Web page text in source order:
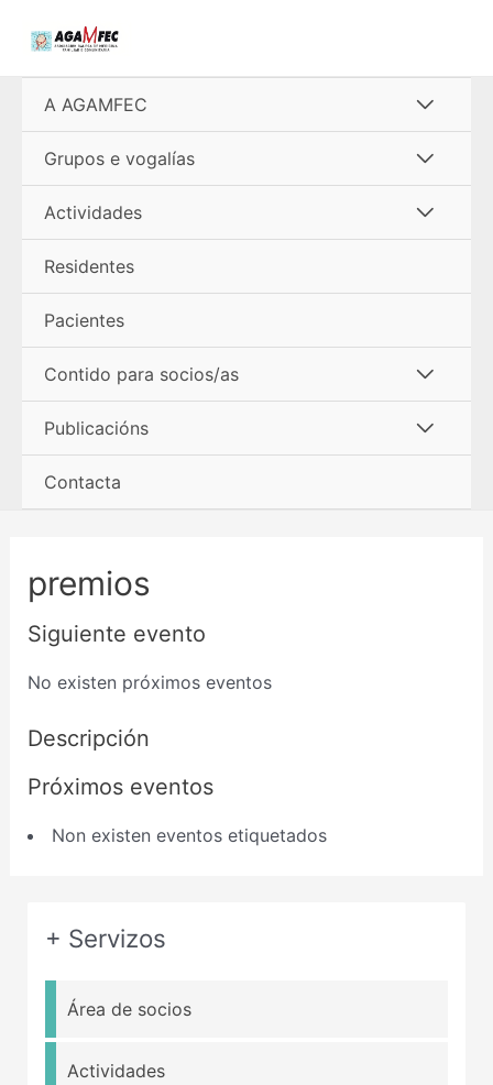
A AGAMFEC
menú
Grupos e vogalías
menú
Actividades
Residentes
Pacientes
Contido para socios/as
menú
Publicacións
Contacta
premios
Siguiente evento
No existen próximos eventos
Descripción
Próximos eventos
Non existen eventos etiquetados
+ Servizos
Área de socios
Actividades